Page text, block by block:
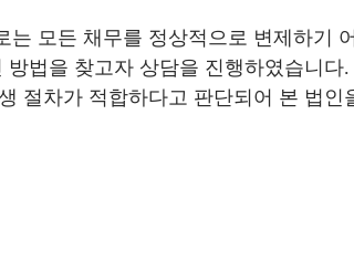
는 모든 채무를 정상적으로 변제하기
방법을 찾고자 상담을 진행하였습니
절차가 적합하다고 판단되어 본 법인